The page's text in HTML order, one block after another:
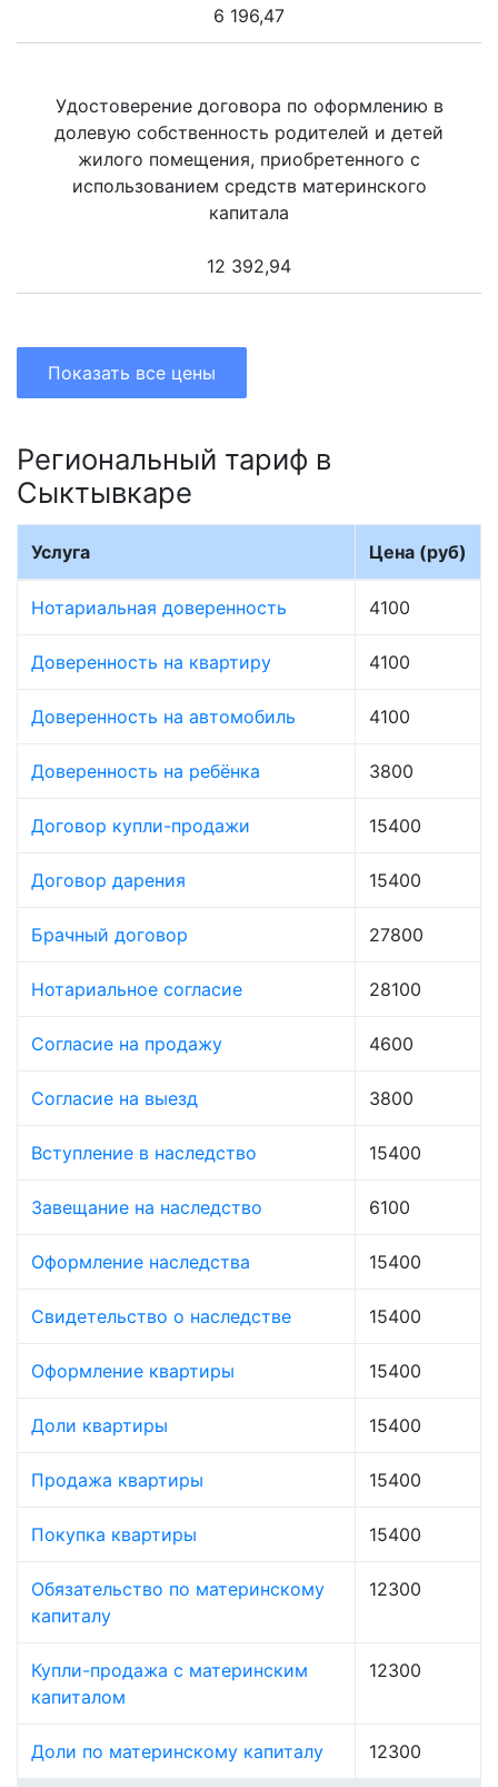
6 196,47
Удостоверение договора по оформлению в
долевую собственность родителей и детей
жилого помещения, приобретенного с
использованием средств материнского
капитала
12 392,94
Показать все цены
Региональный тариф в
Сыктывкаре
Услуга Цена (руб)
Нотариальная доверенность 4100
Доверенность на квартиру 4100
Доверенность на автомобиль 4100
Доверенность на ребёнка 3800
Договор купли-продажи 15400
Договор дарения 15400
Брачный договор 27800
Нотариальное согласие 28100
Согласие на продажу 4600
Согласие на выезд 3800
Вступление в наследство 15400
Завещание на наследство 6100
Оформление наследства 15400
Свидетельство о наследстве 15400
Оформление квартиры 15400
Доли квартиры 15400
Продажа квартиры 15400
Покупка квартиры 15400
Обязательство по материнскому
капиталу
12300
Купли-продажа с материнским
капиталом
12300
Доли по материнскому капиталу 12300